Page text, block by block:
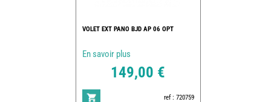
VOLET EXT PANO BJD AP 06 OPT
En savoir plus
149,00 €
ref : 720759